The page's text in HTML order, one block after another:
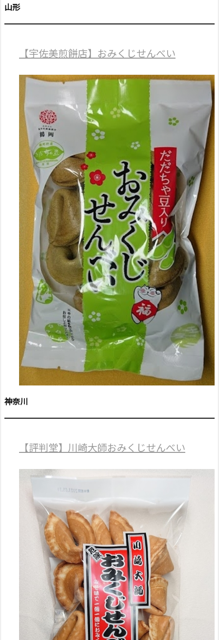
山形
【宇佐美煎餅店】おみくじせんべい
神奈川
【評判堂】川崎大師おみくじせんべい